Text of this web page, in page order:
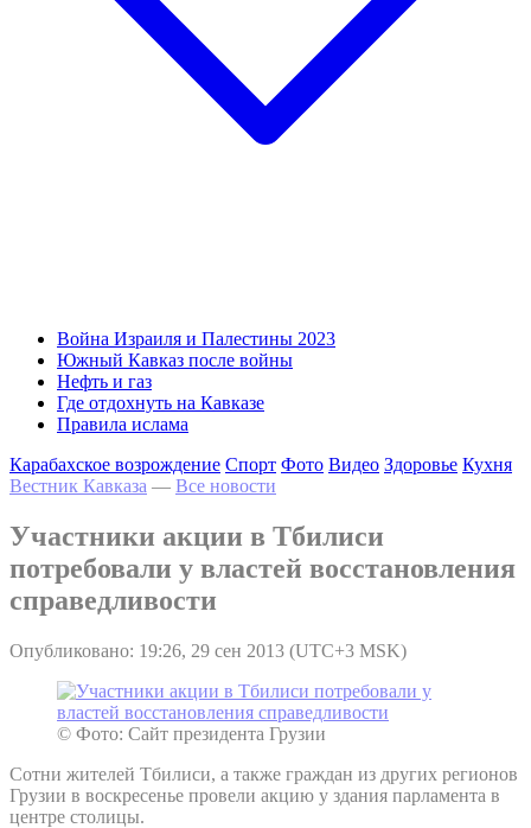
Война Израиля и Палестины 2023
Южный Кавказ после войны
Нефть и газ
Где отдохнуть на Кавказе
Правила ислама
Карабахское возрождение Спорт Фото Видео Здоровье Кухня
Вестник Кавказа — Все новости
Участники акции в Тбилиси
потребовали у властей восстановления
справедливости
Опубликовано: 19:26, 29 сен 2013 (UTC+3 MSK)
© Фото: Сайт президента Грузии
Сотни жителей Тбилиси, а также граждан из других регионов
Грузии в воскресенье провели акцию у здания парламента в
центре столицы.